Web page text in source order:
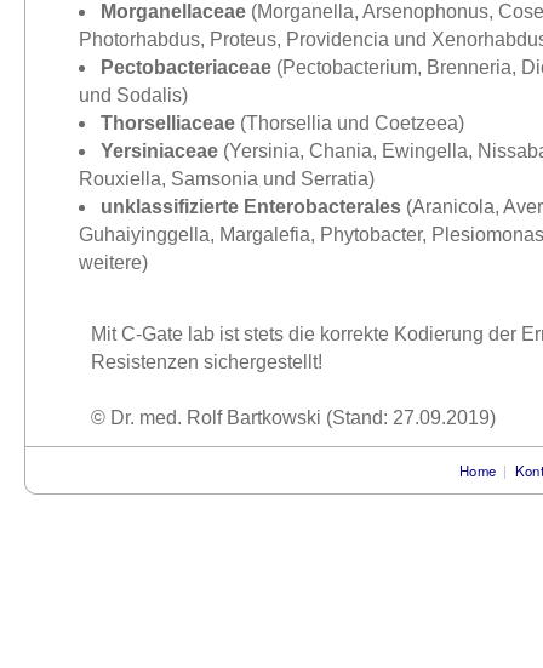
Morganellaceae (Morganella, Arsenophonus,
Photorhabdus, Proteus, Providencia und
Pectobacteriaceae (Pectobacterium, Brenneria,
und Sodalis)
Thorselliaceae (Thorsellia und Coetzeea)
Yersiniaceae (Yersinia, Chania, Ewingella,
Rouxiella, Samsonia und Serratia)
unklassifizierte Enterobacterales (Aranicola,
Guhaiyinggella, Margalefia, Phytobacter,
weitere)
Mit C-Gate lab ist stets die korrekte Kodierung der
Resistenzen sichergestellt!
© Dr. med. Rolf Bartkowski (Stand: 27.09.2019)
Home |